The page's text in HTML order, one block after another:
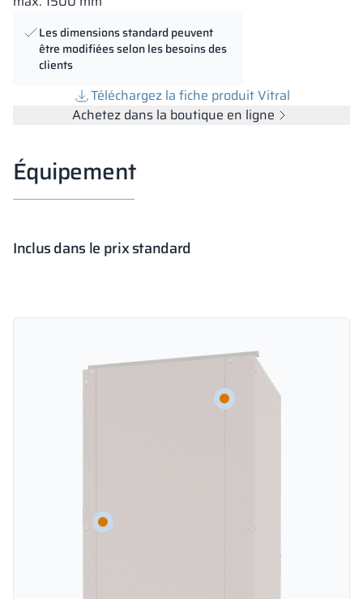
Les dimensions standard peuvent
être modifiées selon les besoins des
clients
Téléchargez la fiche produit Vitral
Achetez dans la boutique en ligne
Équipement
Inclus dans le prix standard